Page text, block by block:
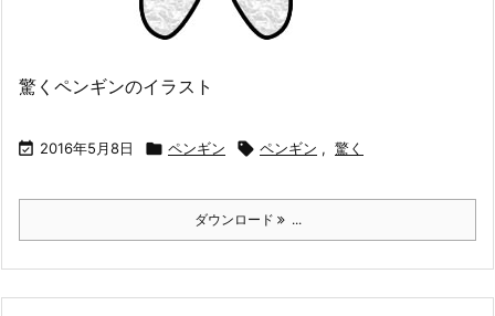
驚くペンギンのイラスト
 2016年5月8日  ペンギン  ペンギン , 驚く
ダウンロード ...